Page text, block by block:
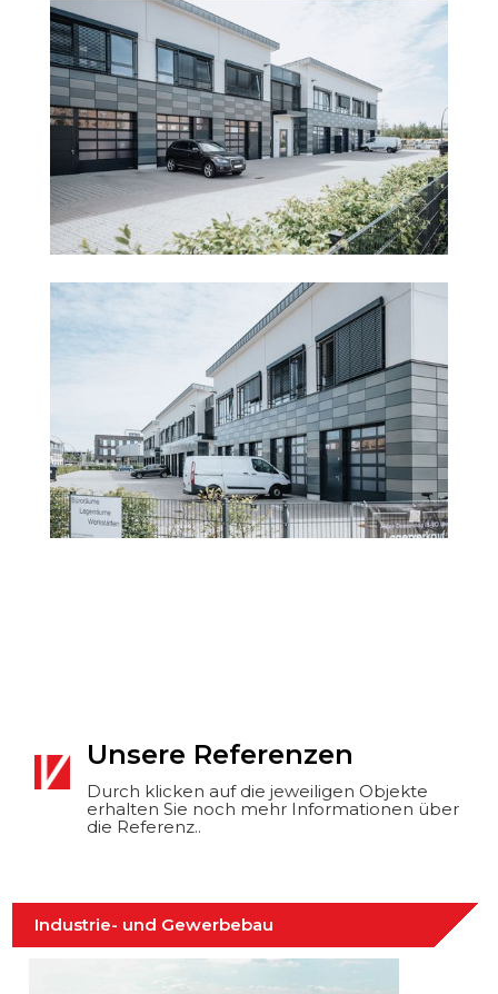
Unsere Referenzen
Durch klicken auf die jeweiligen Objekte
erhalten Sie noch mehr Informationen über
die Referenz..
Industrie- und Gewerbebau